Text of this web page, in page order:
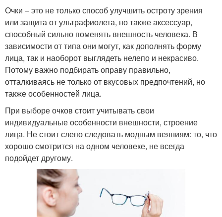
Очки – это не только способ улучшить остроту зрения
или защита от ультрафиолета, но также аксессуар,
способный сильно поменять внешность человека. В
зависимости от типа они могут, как дополнять форму
лица, так и наоборот выглядеть нелепо и некрасиво.
Потому важно подбирать оправу правильно,
отталкиваясь не только от вкусовых предпочтений, но
также особенностей лица.
При выборе очков стоит учитывать свои
индивидуальные особенности внешности, строение
лица. Не стоит слепо следовать модным веяниям: то, что
хорошо смотрится на одном человеке, не всегда
подойдет другому.